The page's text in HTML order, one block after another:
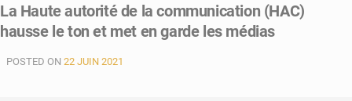
La Haute autorité de la communication (HAC)
hausse le ton et met en garde les médias
POSTED ON 22 JUIN 2021